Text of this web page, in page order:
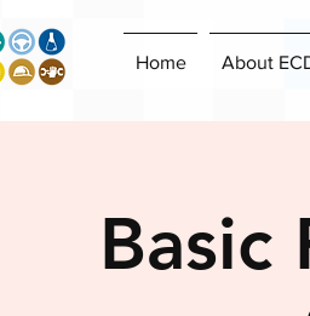
Home About
Basic